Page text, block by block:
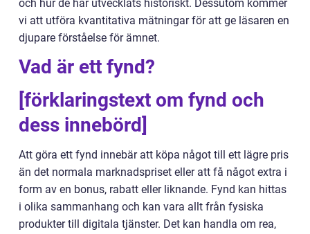
och hur de har utvecklats historiskt. Dessutom kommer
vi att utföra kvantitativa mätningar för att ge läsaren en
djupare förståelse för ämnet.
Vad är ett fynd?
[förklaringstext om fynd och
dess innebörd]
Att göra ett fynd innebär att köpa något till ett lägre pris
än det normala marknadspriset eller att få något extra i
form av en bonus, rabatt eller liknande. Fynd kan hittas
i olika sammanhang och kan vara allt från fysiska
produkter till digitala tjänster. Det kan handla om rea,